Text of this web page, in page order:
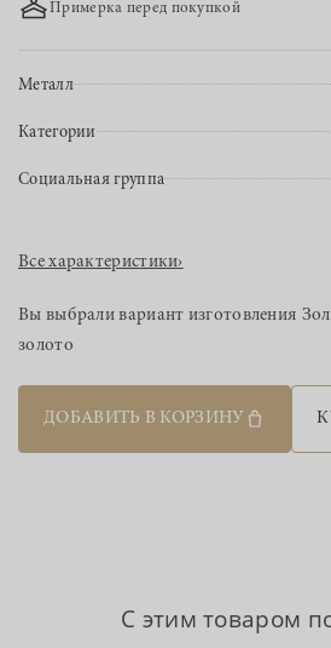
Примерка перед покупкой
Металл
Категории
Социальная группа
Все характеристики›
Вы выбрали вариант изготовления
золото
ДОБАВИТЬ В КОРЗИНУ
С этим товаром